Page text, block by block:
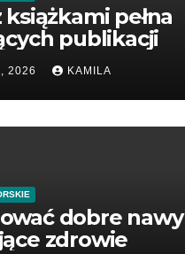
książkami pełna
publikacji
2026 KAMILA
dobre
zdrowie